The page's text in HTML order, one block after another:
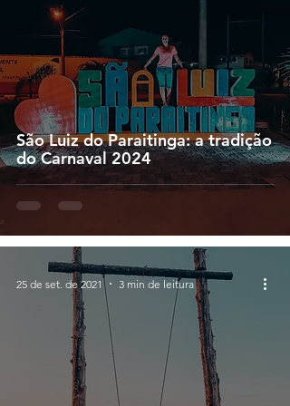
São Luiz do Paraitinga: a tradição
do Carnaval 2024
25 de set. de 2021 3 min de leitura